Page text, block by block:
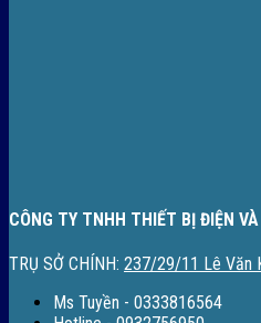
CÔNG TY TNHH THIẾT BỊ ĐIỆN
TRỤ SỞ CHÍNH: 237/29/11 Lê Văn
Ms Tuyền - 0333816564